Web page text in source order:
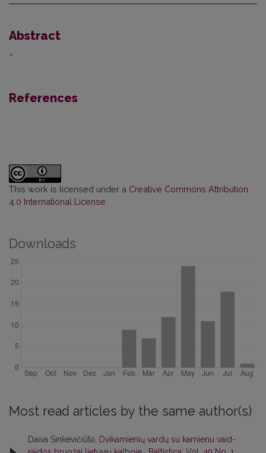
Abstract
–
References
This work is licensed under a Creative Commons Attribution
4.0 International License.
Downloads
Most read articles by the same author(s)
Daiva Sinkevičiūtė, Dvikamienių vardų su kamienu vaid-